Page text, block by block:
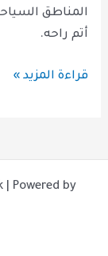
المناطق
أتم راحه.
قراءة المزيد »
| Powered by